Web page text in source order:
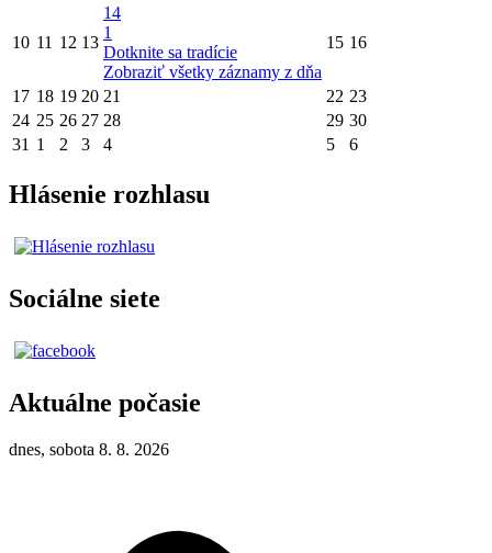
10 11 12 13
14
1
Dotknite sa tradície
Zobraziť všetky záznamy z dňa
15 16
17 18 19 20 21 22 23
24 25 26 27 28 29 30
31 1 2 3 4 5 6
Hlásenie rozhlasu
Sociálne siete
Aktuálne počasie
dnes, sobota 8. 8. 2026